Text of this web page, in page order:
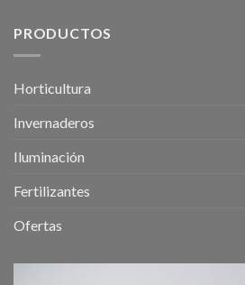
PRODUCTOS
Horticultura
Invernaderos
Iluminación
Fertilizantes
Ofertas